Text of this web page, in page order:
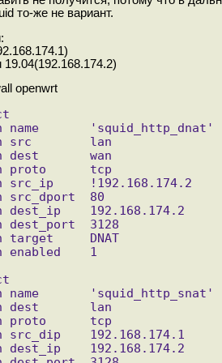
то-же не вариант.
openwrt
'squid_http_dnat'
lan
wan
tcp
!192.168.174.2
80
192.168.174.2
3128
DNAT
1
'squid_http_snat'
lan
tcp
192.168.174.1
192.168.174.2